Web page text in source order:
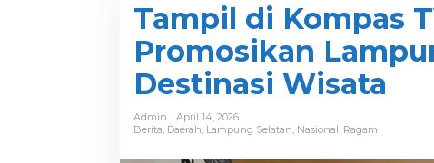
Tampil di Kompas
Promosikan
Destinasi Wisata
Admin
April 14, 2026
Berita, Daerah, Lampung Selatan, Nasional, Ragam